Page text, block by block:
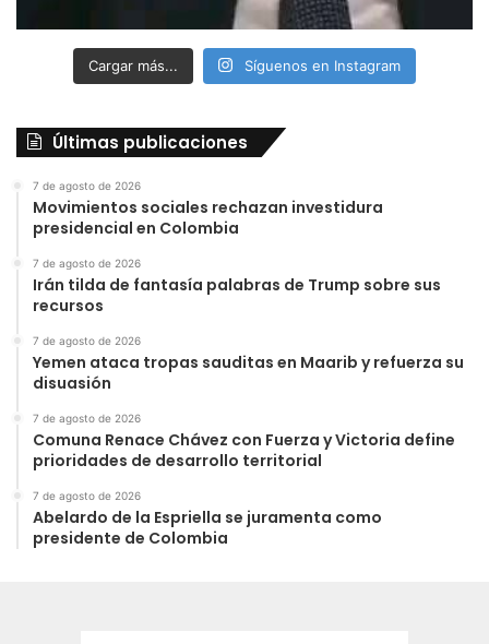
Cargar más... Síguenos en Instagram
Últimas publicaciones
7 de agosto de 2026
Movimientos sociales rechazan investidura
presidencial en Colombia
7 de agosto de 2026
Irán tilda de fantasía palabras de Trump sobre sus
recursos
7 de agosto de 2026
Yemen ataca tropas sauditas en Maarib y refuerza su
disuasión
7 de agosto de 2026
Comuna Renace Chávez con Fuerza y Victoria define
prioridades de desarrollo territorial
7 de agosto de 2026
Abelardo de la Espriella se juramenta como
presidente de Colombia